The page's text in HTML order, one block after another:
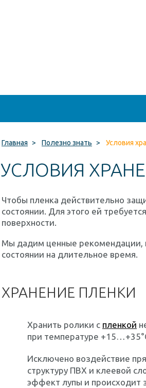
Главная > Полезно знать > Условия
УСЛОВИЯ
Чтобы пленка действительно
состоянии. Для этого ей
поверхности.
Мы дадим ценные рекомендации,
состоянии на длительное время.
ХРАНЕНИЕ ПЛЕНКИ
Хранить ролики с пленкой
при температуре
Исключено воздействие
структуру ПВХ и клеевой
эффект лупы и происходит